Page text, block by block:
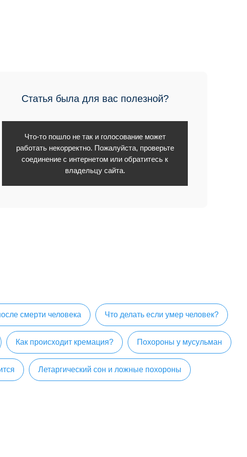
Статья была для вас полезной?
Что-то пошло не так и голосование может
работать некорректно. Пожалуйста, проверьте
соединение с интернетом или обратитесь к
владельцу сайта.
смерти человека Что делать если умер человек?
Как происходит кремация? Похороны у мусульман
Летаргический сон и ложные похороны